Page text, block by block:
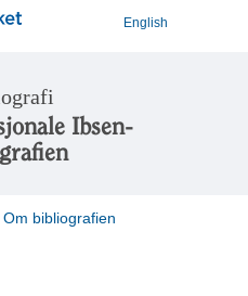
English
Ibsen-
Om bibliografien